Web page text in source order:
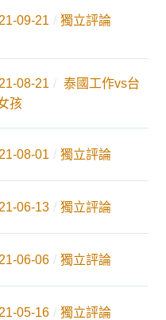
09-21 獨立評論
08-21
泰國工作vs台
孩
08-01 獨立評論
06-13 獨立評論
06-06 獨立評論
05-16 獨立評論